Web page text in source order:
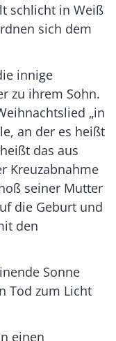
schlicht in Weiß
sich dem
innige
zu ihrem Sohn.
„in
an der es heißt
das aus
Kreuzabnahme
seiner Mutter
die Geburt und
den
Sonne
Tod zum Licht
einen